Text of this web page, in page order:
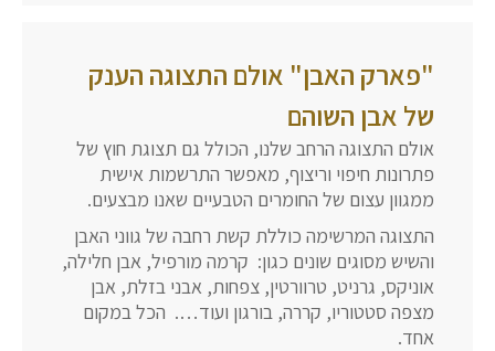
"פארק האבן" אולם התצוגה הענק
של אבן השוהם
אולם התצוגה הרחב שלנו, הכולל גם תצוגת חוץ של
פתרונות חיפוי וריצוף, מאפשר התרשמות אישית
ממגוון עצום של החומרים הטבעיים שאנו מבצעים.
התצוגה המרשימה כוללת קשת רחבה של גווני האבן
והשיש מסוגים שונים כגון: קרמה מורפיל, אבן חלילה,
אוניקס, גרניט, טרוורטין, צפחות, אבני בזלת, אבן
מצפה סטטוריו, קררה, בורגון ועוד…. הכל במקום
אחד.